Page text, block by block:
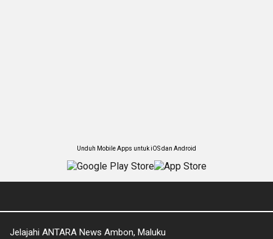
Unduh Mobile Apps untuk iOS dan Android
Jelajahi ANTARA News Ambon, Maluku